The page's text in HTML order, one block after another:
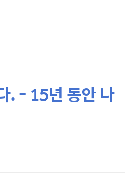
. - 15년 동안 나